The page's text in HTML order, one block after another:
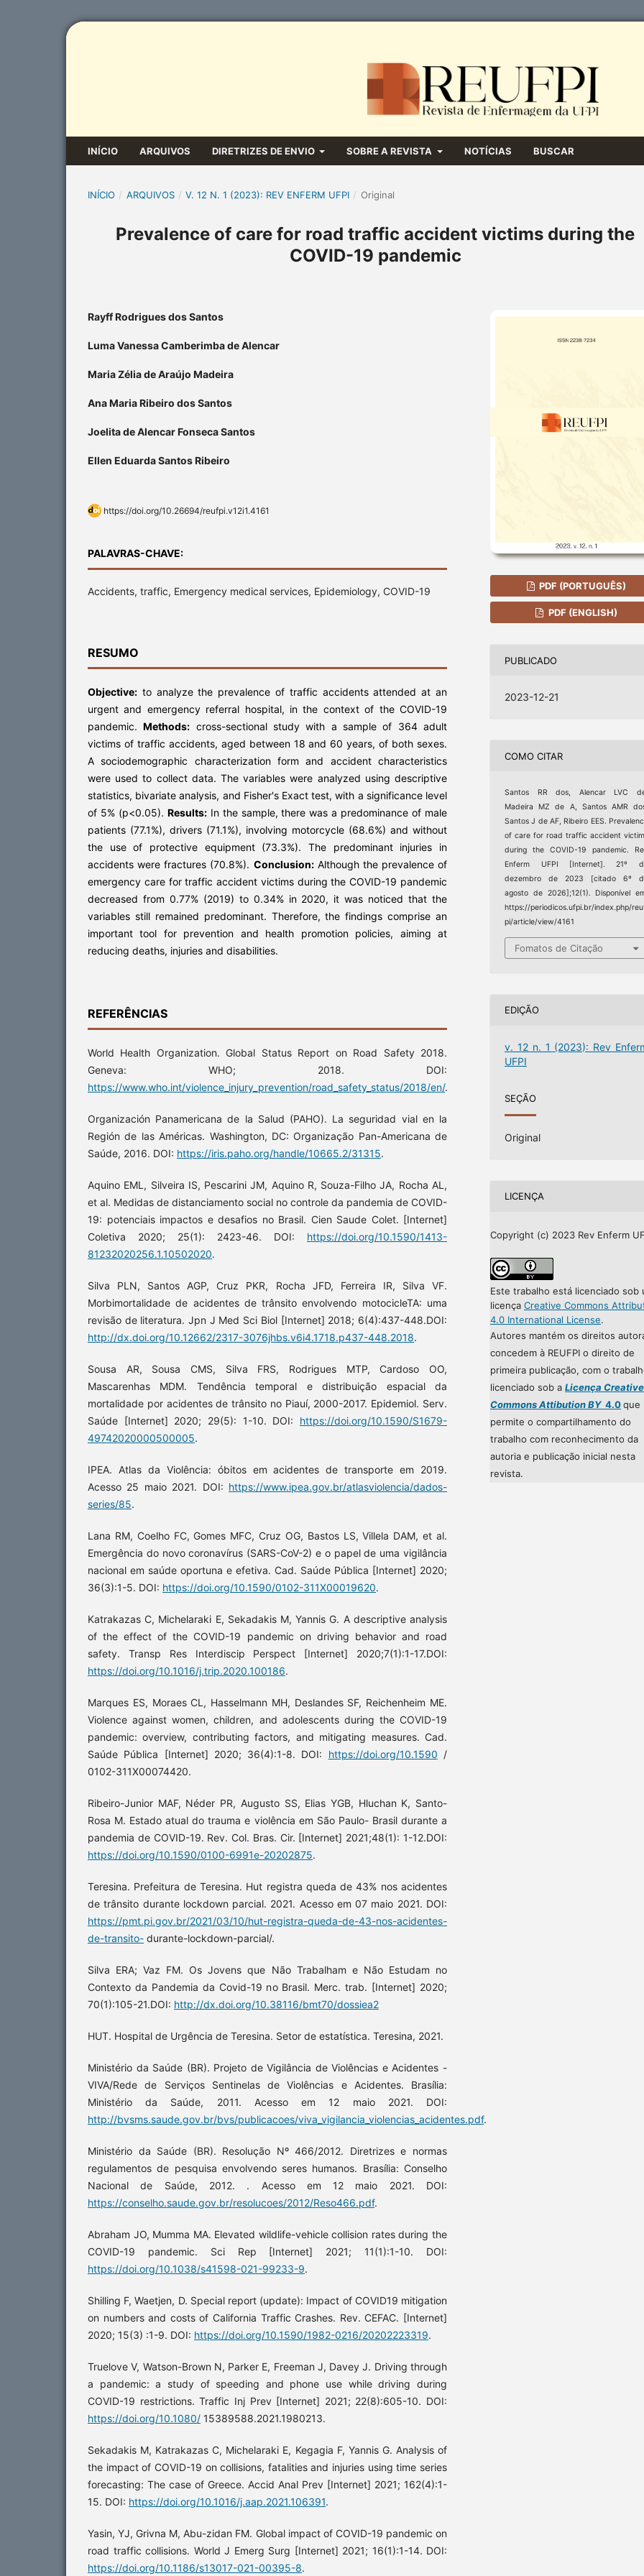
INÍCIO ARQUIVOS DIRETRIZES DE ENVIO SOBRE A REVISTA NOTÍCIAS BUSCAR
INÍCIO / ARQUIVOS / V. 12 N. 1 (2023): REV ENFERM UFPI / Original
Prevalence of care for road traffic accident victims during the
COVID-19 pandemic
Rayff Rodrigues dos Santos
Luma Vanessa Camberimba de Alencar
Maria Zélia de Araújo Madeira
Ana Maria Ribeiro dos Santos
Joelita de Alencar Fonseca Santos
Ellen Eduarda Santos Ribeiro
https://doi.org/10.26694/reufpi.v12i1.4161
PALAVRAS-CHAVE:
Accidents, traffic, Emergency medical services, Epidemiology, COVID-19
RESUMO
Objective: to analyze the prevalence of traffic accidents attended at an
urgent and emergency referral hospital, in the context of the COVID-19
pandemic.Methods: cross-sectional study with a sample of 364 adult
victims of traffic accidents, aged between 18 and 60 years, of both sexes.
A sociodemographic characterization form and accident characteristics
were used to collect data. The variables were analyzed using descriptive
statistics, bivariate analysis, and Fisher's Exact test, with a significance level
of 5% (p<0.05). Results:In the sample, there was a predominance of male
patients (77.1%), drivers (71.1%), involving motorcycle (68.6%) and without
the use of protective equipment (73.3%). The predominant injuries in
accidents were fractures (70.8%). Conclusion:Although the prevalence of
emergency care for traffic accident victims during the COVID-19 pandemic
decreased from 0.77% (2019) to 0.34% in 2020, it was noticed that the
variables still remained predominant. Therefore, the findings comprise an
important tool for prevention and health promotion policies, aiming at
reducing deaths, injuries and disabilities.
REFERÊNCIAS
World Health Organization. Global Status Report on Road Safety 2018.
Geneva: WHO; 2018. DOI:
https://www.who.int/violence_injury_prevention/road_safety_status/2018/en/.
Organización Panamericana de la Salud (PAHO). La seguridad vial en la
Región de las Américas. Washington, DC: Organização Pan-Americana de
Saúde, 2016. DOI: https://iris.paho.org/handle/10665.2/31315.
Aquino EML, Silveira IS, Pescarini JM, Aquino R, Souza-Filho JA, Rocha AL,
et al. Medidas de distanciamento social no controle da pandemia de COVID-
19: potenciais impactos e desafios no Brasil. Cien Saude Colet. [Internet]
Coletiva 2020; 25(1): 2423-46. DOI: https://doi.org/10.1590/1413-
81232020256.1.10502020.
Silva PLN, Santos AGP, Cruz PKR, Rocha JFD, Ferreira IR, Silva VF.
Morbimortalidade de acidentes de trânsito envolvendo motocicleTA: uma
revisão de literatura. Jpn J Med Sci Biol [Internet] 2018; 6(4):437-448.DOI:
http://dx.doi.org/10.12662/2317-3076jhbs.v6i4.1718.p437-448.2018.
Sousa AR, Sousa CMS, Silva FRS, Rodrigues MTP, Cardoso OO,
Mascarenhas MDM. Tendência temporal e distribuição espacial da
mortalidade por acidentes de trânsito no Piauí, 2000-2017. Epidemiol. Serv.
Saúde [Internet] 2020; 29(5): 1-10. DOI: https://doi.org/10.1590/S1679-
49742020000500005.
IPEA. Atlas da Violência: óbitos em acidentes de transporte em 2019.
Acesso 25 maio 2021. DOI: https://www.ipea.gov.br/atlasviolencia/dados-
series/85.
Lana RM, Coelho FC, Gomes MFC, Cruz OG, Bastos LS, Villela DAM, et al.
Emergência do novo coronavírus (SARS-CoV-2) e o papel de uma vigilância
nacional em saúde oportuna e efetiva. Cad. Saúde Pública [Internet] 2020;
36(3):1-5. DOI: https://doi.org/10.1590/0102-311X00019620.
Katrakazas C, Michelaraki E, Sekadakis M, Yannis G. A descriptive analysis
of the effect of the COVID-19 pandemic on driving behavior and road
safety. Transp Res Interdiscip Perspect [Internet] 2020;7(1):1-17.DOI:
https://doi.org/10.1016/j.trip.2020.100186.
Marques ES, Moraes CL, Hasselmann MH, Deslandes SF, Reichenheim ME.
Violence against women, children, and adolescents during the COVID-19
pandemic: overview, contributing factors, and mitigating measures. Cad.
Saúde Pública [Internet] 2020; 36(4):1-8. DOI: https://doi.org/10.1590 /
0102-311X00074420.
Ribeiro-Junior MAF, Néder PR, Augusto SS, Elias YGB, Hluchan K, Santo-
Rosa M. Estado atual do trauma e violência em São Paulo- Brasil durante a
pandemia de COVID-19. Rev. Col. Bras. Cir. [Internet] 2021;48(1): 1-12.DOI:
https://doi.org/10.1590/0100-6991e-20202875.
Teresina. Prefeitura de Teresina. Hut registra queda de 43% nos acidentes
de trânsito durante lockdown parcial. 2021. Acesso em 07 maio 2021. DOI:
https://pmt.pi.gov.br/2021/03/10/hut-registra-queda-de-43-nos-acidentes-
de-transito- durante-lockdown-parcial/.
Silva ERA; Vaz FM. Os Jovens que Não Trabalham e Não Estudam no
Contexto da Pandemia da Covid-19 no Brasil. Merc. trab. [Internet] 2020;
70(1):105-21.DOI: http://dx.doi.org/10.38116/bmt70/dossiea2
HUT. Hospital de Urgência de Teresina. Setor de estatística. Teresina, 2021.
Ministério da Saúde (BR). Projeto de Vigilância de Violências e Acidentes -
VIVA/Rede de Serviços Sentinelas de Violências e Acidentes. Brasília:
Ministério da Saúde, 2011. Acesso em 12 maio 2021. DOI:
http://bvsms.saude.gov.br/bvs/publicacoes/viva_vigilancia_violencias_acidentes.pdf.
Ministério da Saúde (BR). Resolução Nº 466/2012. Diretrizes e normas
regulamentos de pesquisa envolvendo seres humanos. Brasília: Conselho
Nacional de Saúde, 2012. . Acesso em 12 maio 2021. DOI:
https://conselho.saude.gov.br/resolucoes/2012/Reso466.pdf.
Abraham JO, Mumma MA. Elevated wildlife-vehicle collision rates during the
COVID-19 pandemic. Sci Rep [Internet] 2021; 11(1):1-10. DOI:
https://doi.org/10.1038/s41598-021-99233-9.
Shilling F, Waetjen, D. Special report (update): Impact of COVID19 mitigation
on numbers and costs of California Traffic Crashes. Rev. CEFAC. [Internet]
2020; 15(3) :1-9. DOI: https://doi.org/10.1590/1982-0216/20202223319.
Truelove V, Watson-Brown N, Parker E, Freeman J, Davey J. Driving through
a pandemic: a study of speeding and phone use while driving during
COVID-19 restrictions. Traffic Inj Prev [Internet] 2021; 22(8):605-10. DOI:
https://doi.org/10.1080/ 15389588.2021.1980213.
Sekadakis M, Katrakazas C, Michelaraki E, Kegagia F, Yannis G. Analysis of
the impact of COVID-19 on collisions, fatalities and injuries using time series
forecasting: The case of Greece. Accid Anal Prev [Internet] 2021; 162(4):1-
15. DOI: https://doi.org/10.1016/j.aap.2021.106391.
Yasin, YJ, Grivna M, Abu-zidan FM. Global impact of COVID-19 pandemic on
road traffic collisions. World J Emerg Surg [Internet] 2021; 16(1):1-14. DOI:
https://doi.org/10.1186/s13017-021-00395-8.
PDF (PORTUGUÊS)
PDF (ENGLISH)
PUBLICADO
2023-12-21
COMO CITAR
Santos RR dos, Alencar LVC
Madeira MZ de A, Santos AMR
Santos J de AF, Ribeiro EES.
of care for road traffic accident
during the COVID-19 pandemic.
Enferm UFPI [Internet]. 21º
dezembro de 2023 [citado 6º
agosto de 2026];12(1). Disponível
https://periodicos.ufpi.br/index.php/
pi/article/view/4161
Fomatos de Citação
EDIÇÃO
v. 12 n. 1 (2023): Rev
UFPI
SEÇÃO
Original
LICENÇA
Copyright (c) 2023 Rev Enferm
Este trabalho está licenciado sob
licença Creative Commons
4.0 International License.
Autores mantém os direitos
concedem à REUFPI o direito de
primeira publicação, com o
licenciado sob a Licença Creative
Commons Attibution BY4.0que
permite o compartilhamento do
trabalho com reconhecimento da
autoria e publicação inicial nesta
revista.